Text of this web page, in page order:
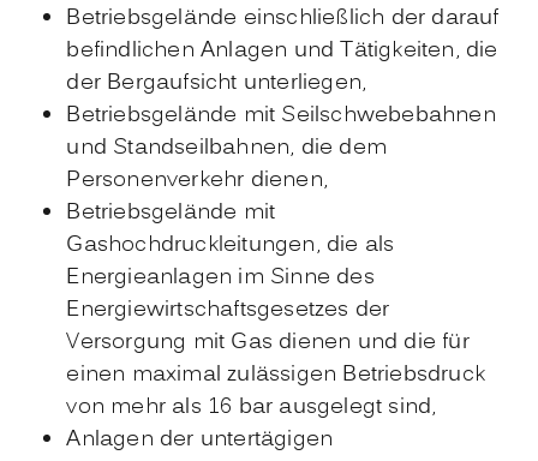
Betriebsgelände einschließlich der darauf
befindlichen Anlagen und Tätigkeiten, die
der Bergaufsicht unterliegen,
Betriebsgelände mit Seilschwebebahnen
und Standseilbahnen, die dem
Personenverkehr dienen,
Betriebsgelände mit
Gashochdruckleitungen, die als
Energieanlagen im Sinne des
Energiewirtschaftsgesetzes der
Versorgung mit Gas dienen und die für
einen maximal zulässigen Betriebsdruck
von mehr als 16 bar ausgelegt sind,
Anlagen der untertägigen